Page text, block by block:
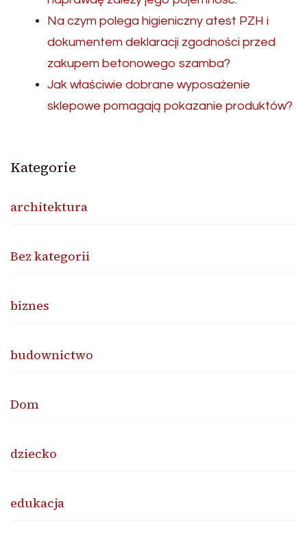
Na czym polega higieniczny atest PZH i
dokumentem deklaracji zgodności przed
zakupem betonowego szamba?
Jak właściwie dobrane wyposażenie
sklepowe pomagają pokazanie produktów?
Kategorie
architektura
Bez kategorii
biznes
budownictwo
Dom
dziecko
edukacja